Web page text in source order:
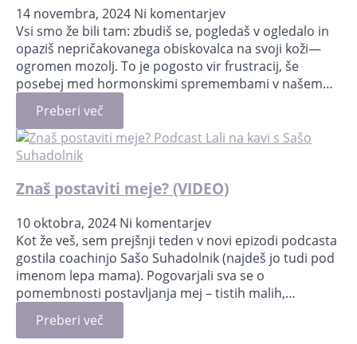
14 novembra, 2024 Ni komentarjev
Vsi smo že bili tam: zbudiš se, pogledaš v ogledalo in
opaziš nepričakovanega obiskovalca na svoji koži—
ogromen mozolj. To je pogosto vir frustracij, še
posebej med hormonskimi spremembami v našem…
Preberi več
Znaš postaviti meje? (VIDEO)
10 oktobra, 2024 Ni komentarjev
Kot že veš, sem prejšnji teden v novi epizodi podcasta
gostila coachinjo Sašo Suhadolnik (najdeš jo tudi pod
imenom lepa mama). Pogovarjali sva se o
pomembnosti postavljanja mej – tistih malih,…
Preberi več